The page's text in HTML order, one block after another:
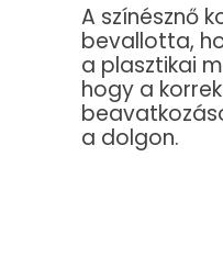
A színésznő
bevallotta,
a plasztikai
hogy a
a dolgon.